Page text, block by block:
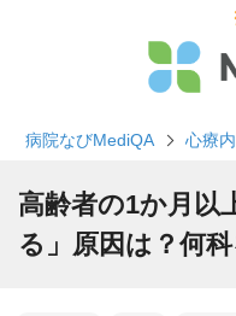
病院なびMediQA 心療
高齢者の1か月以
る」原因は？何